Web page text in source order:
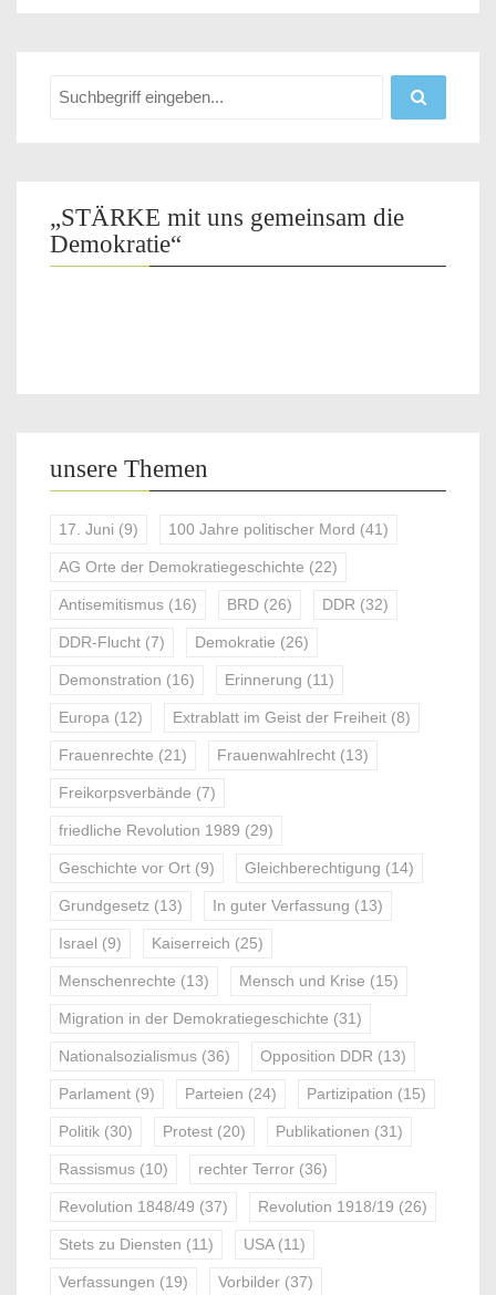
„STÄRKE mit uns gemeinsam die
Demokratie“
unsere Themen
17. Juni (9) 100 Jahre politischer Mord (41)
AG Orte der Demokratiegeschichte (22)
Antisemitismus (16) BRD (26) DDR (32)
DDR-Flucht (7) Demokratie (26)
Demonstration (16) Erinnerung (11)
Europa (12) Extrablatt im Geist der Freiheit (8)
Frauenrechte (21) Frauenwahlrecht (13)
Freikorpsverbände (7)
friedliche Revolution 1989 (29)
Geschichte vor Ort (9) Gleichberechtigung (14)
Grundgesetz (13) In guter Verfassung (13)
Israel (9) Kaiserreich (25)
Menschenrechte (13) Mensch und Krise (15)
Migration in der Demokratiegeschichte (31)
Nationalsozialismus (36) Opposition DDR (13)
Parlament (9) Parteien (24) Partizipation (15)
Politik (30) Protest (20) Publikationen (31)
Rassismus (10) rechter Terror (36)
Revolution 1848/49 (37) Revolution 1918/19 (26)
Stets zu Diensten (11) USA(11)
Verfassungen (19) Vorbilder (37)